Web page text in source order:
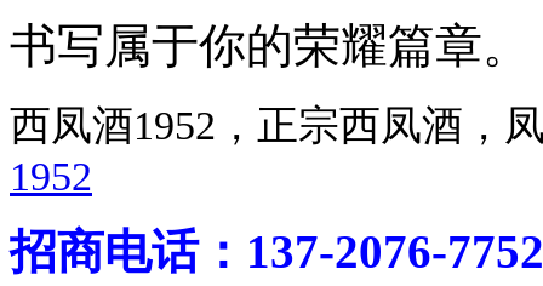
书写属于你的荣耀篇章。
西凤酒1952，正宗西凤酒
1952
招商电话：137-2076-7752